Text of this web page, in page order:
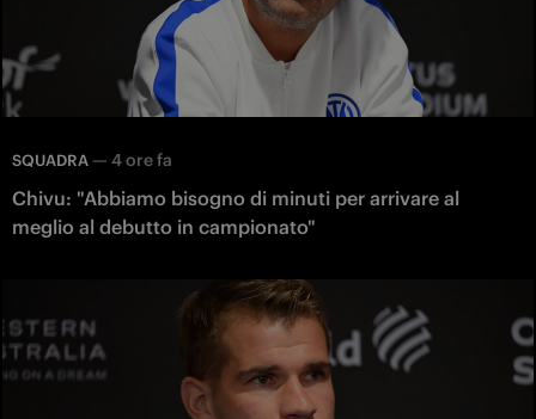
SQUADRA — 4 ore fa
Chivu: "Abbiamo bisogno di minuti per arrivare al
meglio al debutto in campionato"